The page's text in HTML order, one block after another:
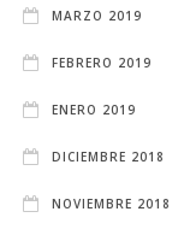
MARZO 2019
FEBRERO 2019
ENERO 2019
DICIEMBRE 2018
NOVIEMBRE 2018